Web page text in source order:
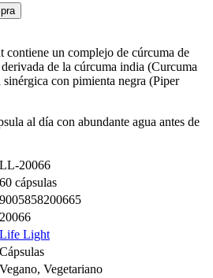
un complejo de cúrcuma de
de la cúrcuma india (Curcuma
con pimienta negra (Piper
al día con abundante agua antes de
LL-20066
60 cápsulas
9005858200665
20066
Life Light
Cápsulas
Vegano, Vegetariano